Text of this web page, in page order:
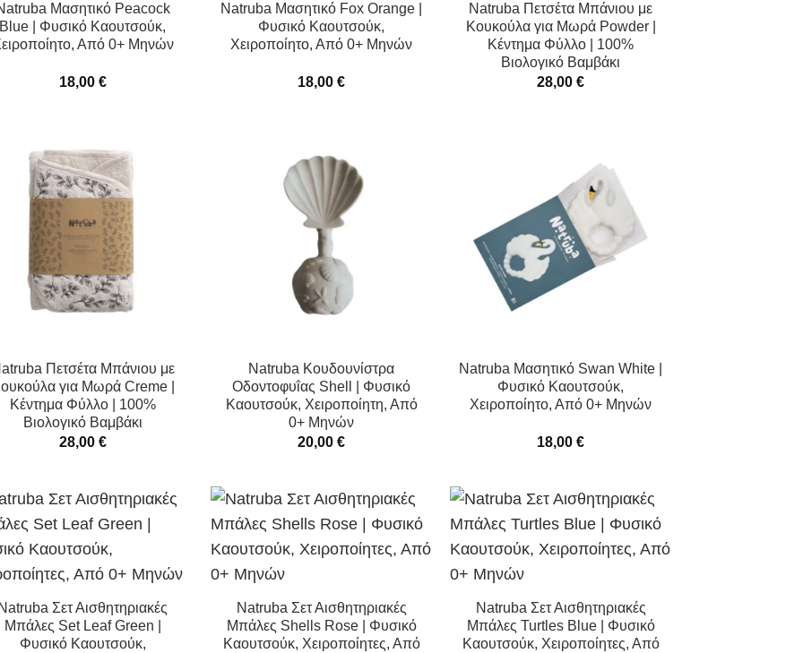
Μασητικό Peacock
Blue | Φυσικό Καουτσούκ,
Από 0+ Μηνών
18,00 €
Natruba Μασητικό Fox Orange |
Φυσικό Καουτσούκ,
Χειροποίητο, Από 0+ Μηνών
18,00€
Natruba Πετσέτα Μπάνιου με
Κουκούλα για Μωρά Powder |
Κέντημα Φύλλο | 100%
Βιολογικό Βαμβάκι
28,00€
Πετσέτα Μπάνιου με
για Μωρά Creme |
Κέντημα Φύλλο | 100%
Βιολογικό Βαμβάκι
28,00 €
Natruba Κουδουνίστρα
Οδοντοφυΐας Shell | Φυσικό
Καουτσούκ, Χειροποίητη, Από
0+ Μηνών
20,00€
Natruba Μασητικό Swan White |
Φυσικό Καουτσούκ,
Χειροποίητο, Από 0+ Μηνών
18,00€
Σετ Αισθητηριακές
Μπάλες Set Leaf Green |
Φυσικό Καουτσούκ,
Natruba Σετ Αισθητηριακές
Μπάλες Shells Rose | Φυσικό
Καουτσούκ, Χειροποίητες, Από
Natruba Σετ Αισθητηριακές
Μπάλες Turtles Blue | Φυσικό
Καουτσούκ, Χειροποίητες, Από